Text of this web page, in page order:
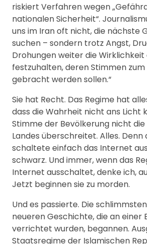
riskiert Verfahren wegen
nationalen Sicherheit“.
uns im Iran oft nicht, die nächste
suchen – sondern trotz Angst,
Drohungen weiter die
festzuhalten, deren Stimmen zum
gebracht werden sollen.“
Sie hat Recht. Das Regime hat
dass die Wahrheit nicht ans Licht
Stimme der Bevölkerung nicht die
Landes überschreitet. Alles. Denn
schaltete einfach das Internet
schwarz. Und immer, wenn das
Internet ausschaltet, denke ich,
Jetzt beginnen sie zu morden.
Und es passierte. Die
neueren Geschichte, die an einer
verrichtet wurden, begannen.
Staatsregime der Islamischen